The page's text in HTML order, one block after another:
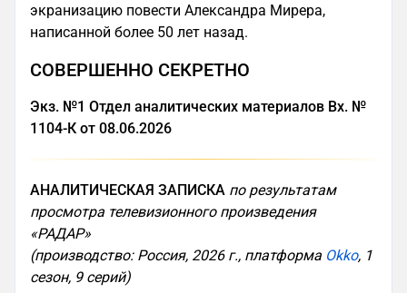
экранизацию повести Александра Мирера,
написанной более 50 лет назад.
СОВЕРШЕННО СЕКРЕТНО
Экз. №1 Отдел аналитических материалов Вх. №
1104-К от 08.06.2026
АНАЛИТИЧЕСКАЯ ЗАПИСКА по результатам
просмотра телевизионного произведения
«РАДАР»
(производство: Россия, 2026 г., платформа Okko, 1
сезон, 9 серий)